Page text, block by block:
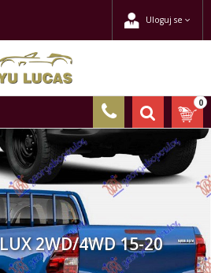
Uloguj se
0
2WD/4WD 15-20